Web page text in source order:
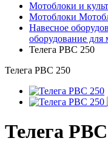
Мотоблоки и
Мотоблоки
Навесное
оборудование для
Телега РВС 250
Телега РВС 250
Телега